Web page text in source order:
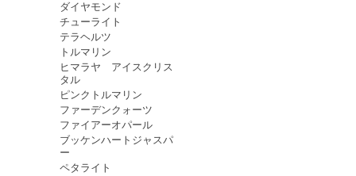
ダイヤモンド
チューライト
テラヘルツ
トルマリン
ヒマラヤ アイスクリス
タル
ピンクトルマリン
ファーデンクォーツ
ファイアーオパール
ブッケンハートジャスパ
ー
ペタライト